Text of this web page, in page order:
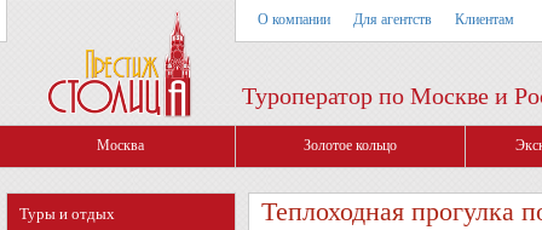
О компании Для агентств Клиентам
Туроператор по Москве и
Москва Золотое кольцо
Туры и отдых Теплоходная прогулка